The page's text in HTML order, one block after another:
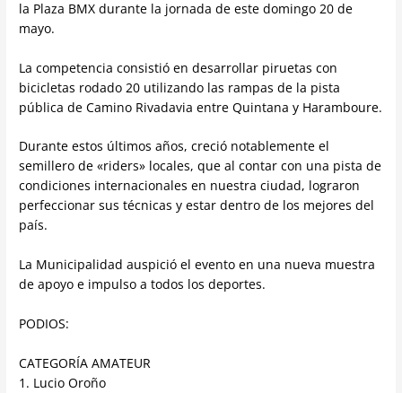
la Plaza BMX durante la jornada de este domingo 20 de
mayo.
La competencia consistió en desarrollar piruetas con
bicicletas rodado 20 utilizando las rampas de la pista
pública de Camino Rivadavia entre Quintana y Haramboure.
Durante estos últimos años, creció notablemente el
semillero de «riders» locales, que al contar con una pista de
condiciones internacionales en nuestra ciudad, lograron
perfeccionar sus técnicas y estar dentro de los mejores del
país.
La Municipalidad auspició el evento en una nueva muestra
de apoyo e impulso a todos los deportes.
PODIOS:
CATEGORÍA AMATEUR
1. Lucio Oroño